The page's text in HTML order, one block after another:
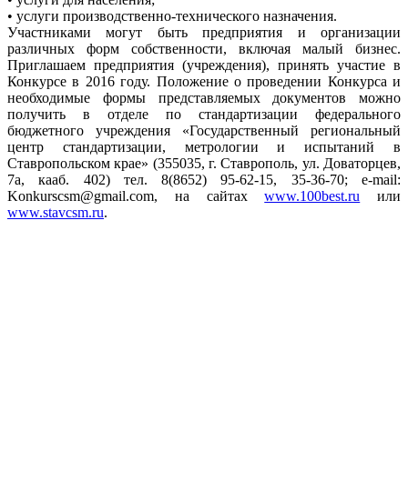
• услуги производственно-технического назначения.
Участниками могут быть предприятия и организации
различных форм собственности, включая малый бизнес.
Приглашаем предприятия (учреждения), принять участие в
Конкурсе в 2016 году. Положение о проведении Конкурса и
необходимые формы представляемых документов можно
получить в отделе по стандартизации федерального
бюджетного учреждения «Государственный региональный
центр стандартизации, метрологии и испытаний в
Ставропольском крае» (355035, г. Ставрополь, ул. Доваторцев,
7а, кааб. 402) тел. 8(8652) 95-62-15, 35-36-70; e-mail:
Konkurscsm@gmail.com, на сайтахwww.100best.ru или
www.stavcsm.ru.